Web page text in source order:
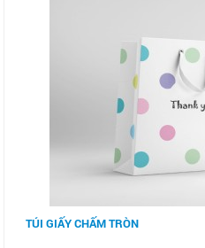
TÚI GIẤY CHẤM TRÒN